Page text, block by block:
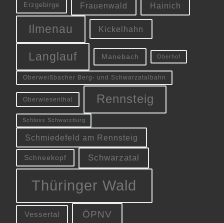
Erzgebirge Frauenwald Hainich
Ilmenau Kickelhahn
Langlauf Manebach Oberhof
Oberweißbacher Berg- und Schwarzatalbahn
Oberwiesenthal Rennsteig
Schloss Schwarzburg
Schmiedefeld am Rennsteig
Schneekopf Schwarzatal
Thüringer Wald
Vessertal ÖPNV